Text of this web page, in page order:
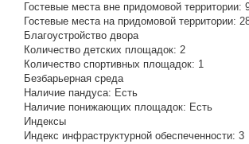
Гостевые места вне придомовой территории:
Гостевые места на придомовой территории:
Благоустройство двора
Количество детских площадок: 2
Количество спортивных площадок: 1
Безбарьерная среда
Наличие пандуса: Есть
Наличие понижающих площадок: Есть
Индексы
Индекс инфраструктурной обеспеченности: 3